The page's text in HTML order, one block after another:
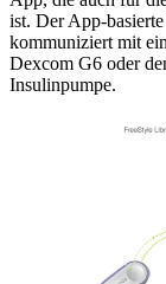
ist. Der App-
kommuniziert mit
Dexcom G6 oder
Insulinpumpe.